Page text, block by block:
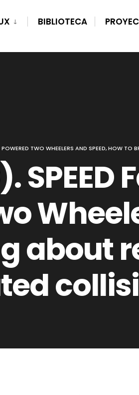
BIBLIOTECA
TWO WHEELERS AND SPEED, HOW TO
SPEED
about